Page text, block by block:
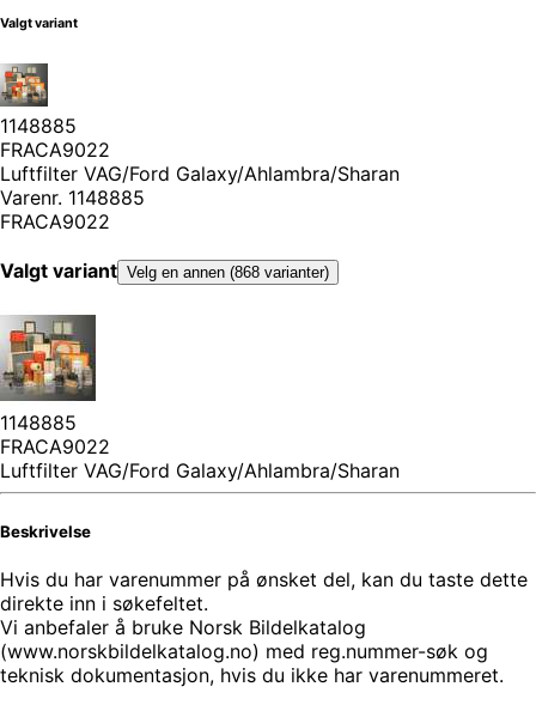
Valgt variant
1148885
FRACA9022
Luftfilter VAG/Ford Galaxy/Ahlambra/Sharan
Varenr. 1148885
FRACA9022
Valgt variant Velg en annen (868 varianter)
1148885
FRACA9022
Luftfilter VAG/Ford Galaxy/Ahlambra/Sharan
Beskrivelse
Hvis du har varenummer på ønsket del, kan du taste dette
direkte inn i søkefeltet.
Vi anbefaler å bruke Norsk Bildelkatalog
(www.norskbildelkatalog.no) med reg.nummer-søk og
teknisk dokumentasjon, hvis du ikke har varenummeret.